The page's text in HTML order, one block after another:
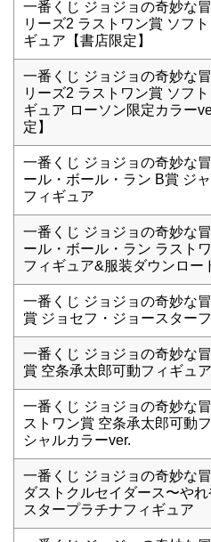
一番くじ ジョジョの奇妙な
リーズ2 ラストワン賞 ソフ
ギュア【書店限定】
一番くじ ジョジョの奇妙な
リーズ2 ラストワン賞 ソフ
ギュア ローソン限定カラー
定】
一番くじ ジョジョの奇妙な
ール・ボール・ラン B賞 ジ
フィギュア
一番くじ ジョジョの奇妙な
ール・ボール・ラン ラスト
フィギュア&服装ダウンロー
一番くじ ジョジョの奇妙な
賞 ジョセフ・ジョースター
一番くじ ジョジョの奇妙な
賞 空条承太郎可動フィギュア
一番くじ ジョジョの奇妙な
ストワン賞 空条承太郎可動
シャルカラーver.
一番くじ ジョジョの奇妙な
ダストクルセイダース〜や
スタープラチナフィギュア